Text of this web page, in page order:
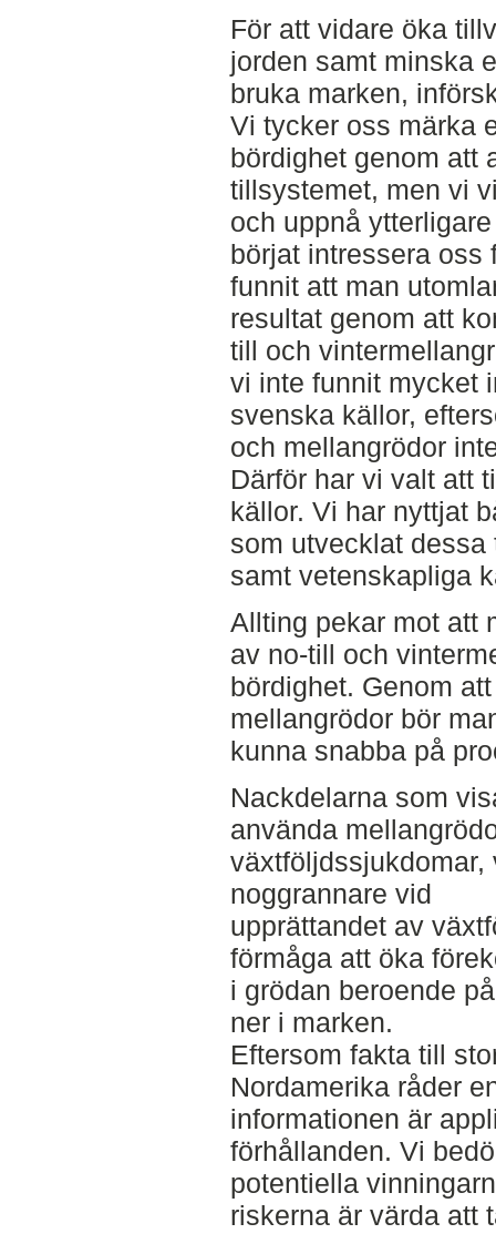
För att vidare öka
jorden samt minska
bruka marken,
Vi tycker oss märka
bördighet genom att
tillsystemet, men vi
och uppnå
börjat intressera oss
funnit att man
resultat genom att
till och
vi inte funnit mycket
svenska källor,
och mellangrödor
Därför har vi valt att
källor. Vi har nyttjat
som utvecklat
samt vetenskapliga
Allting pekar mot att
av no-till och
bördighet. Genom
mellangrödor bör
kunna snabba på
Nackdelarna som
använda
växtföljdssjukdomar,
noggrannare vid
upprättandet av
förmåga att öka
i grödan beroende
ner i marken.
Eftersom fakta till
Nordamerika råder
informationen är
förhållanden. Vi
potentiella
riskerna är värda att